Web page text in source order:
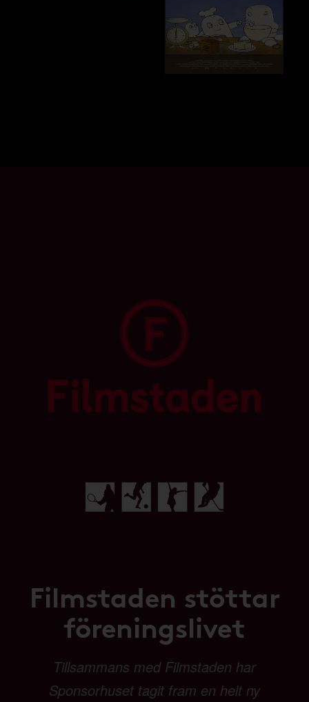
Filmstaden stöttar
föreningslivet
Tillsammans med Filmstaden har
Sponsorhuset tagit fram en helt ny